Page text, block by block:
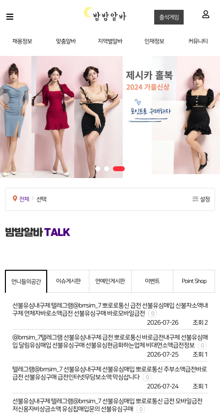
출석게임
채용정보 맞춤알바 지역별알바 인재정보 커뮤니티
전체 선택 설정
밤밤알바TALK
언니들의공간 이슈게시판 연예인게시판 이벤트 Point Shop
선불유심내구제 텔레그램@brrsim_7 뽀로로통신 급전 선불유심매입 신불자소액내
구제 연체자바로소액급전 선불유심구매 바로모바일급전
0
조회 2
2026-07-26
@brrsim_7텔레그램 선불유심내구제 급전 뽀로로통신 바로급전내구제 선불유심매
입 달림유심매입 선불유심구매 선불유심현금화하는업체 비대면소액급전정보
0
조회 1
2026-07-25
텔레그램@brrsim_7 선불유심내구제 선불유심매입 뽀로로통신 주부소액급전바로
급전 선불유심구매 급전인터넷무담보소액 막심삽니다
0
조회 1
2026-07-24
선불유심내구제 텔레그램@brrsim_7 선불유심매입 뽀로로통신 급전 모바일급전
저신용자비상금소액 유심칩매입문의 선불유심구매
0